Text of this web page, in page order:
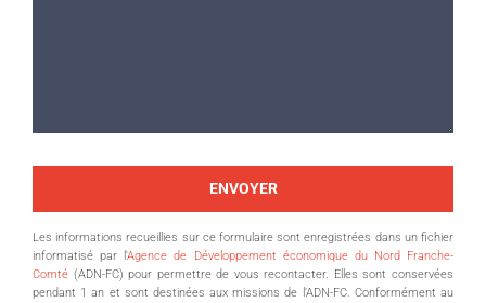
Les informations recueillies sur ce formulaire sont enregistrées dans un fichier
informatisé par l'Agence de Développement économique du Nord Franche-
Comté (ADN-FC) pour permettre de vous recontacter. Elles sont conservées
pendant 1 an et sont destinées aux missions de l’ADN-FC. Conformément au